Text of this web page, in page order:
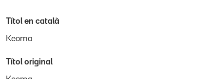
Títol en català
Keoma
Títol original